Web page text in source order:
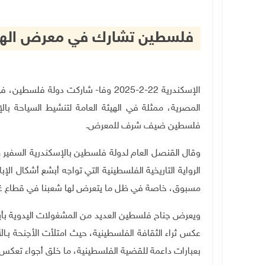
فلسطين تشارك في معرض
الإسكندرية 22-2-2025 وفا- شاركت
المصرية، ممثلة في الهيئة العامة لتنشيط السياحة
فلسطين ضيف شرف للمعرض.
وقال القنصل العام لدولة فلسطين بالإسكندرية
الرواية التاريخية الفلسطينية التي تواجه أبشع أشكال
مسبوق، خاصة في ظل ما يتعرض لها شعبنا في قطاع
ويعرض جناح فلسطين العديد من المشغولات اليدوية
عكس ثراء الثقافة الفلسطينية، حيث امتلأت الأجنحة
بعبارات داعمة للقضية الفلسطينية، ما خلق أجواء